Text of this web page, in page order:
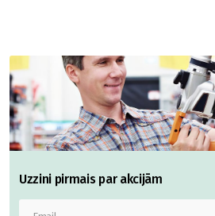
Uzzini pirmais par akcijām